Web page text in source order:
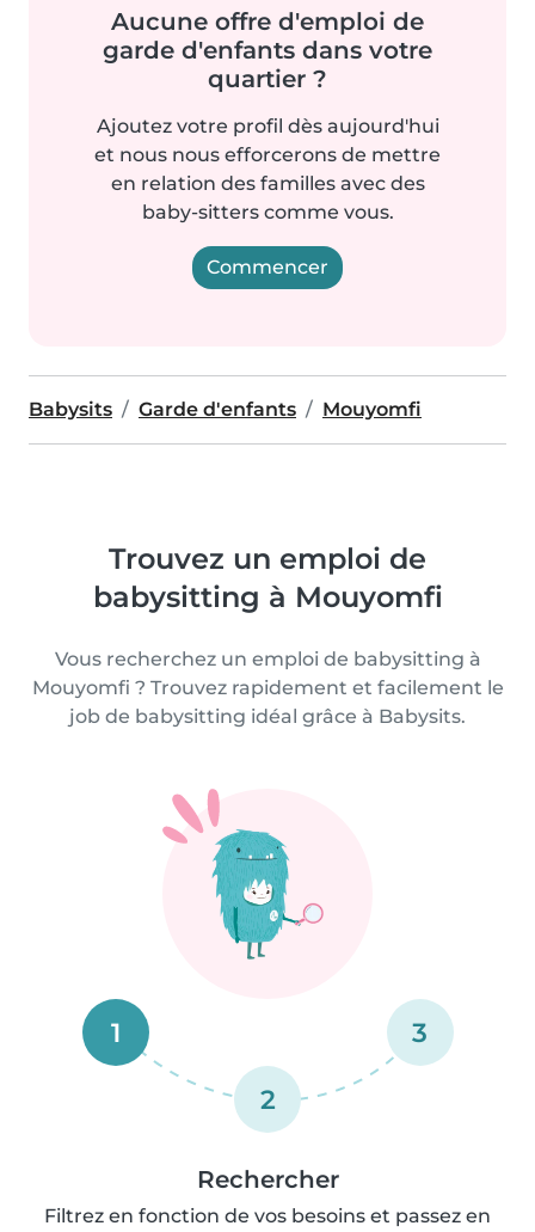
Aucune offre d'emploi de
garde d'enfants dans votre
quartier ?
Ajoutez votre profil dès aujourd'hui
et nous nous efforcerons de mettre
en relation des familles avec des
baby-sitters comme vous.
Commencer
Babysits Garde d'enfants Mouyomfi
Trouvez un emploi de
babysitting à Mouyomfi
Vous recherchez un emploi de babysitting à
Mouyomfi ? Trouvez rapidement et facilement le
job de babysitting idéal grâce à Babysits.
1
2
3
Rechercher
Filtrez en fonction de vos besoins et passez en